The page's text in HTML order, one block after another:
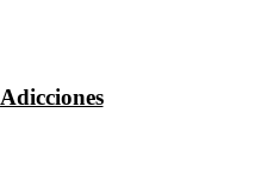
Adicciones